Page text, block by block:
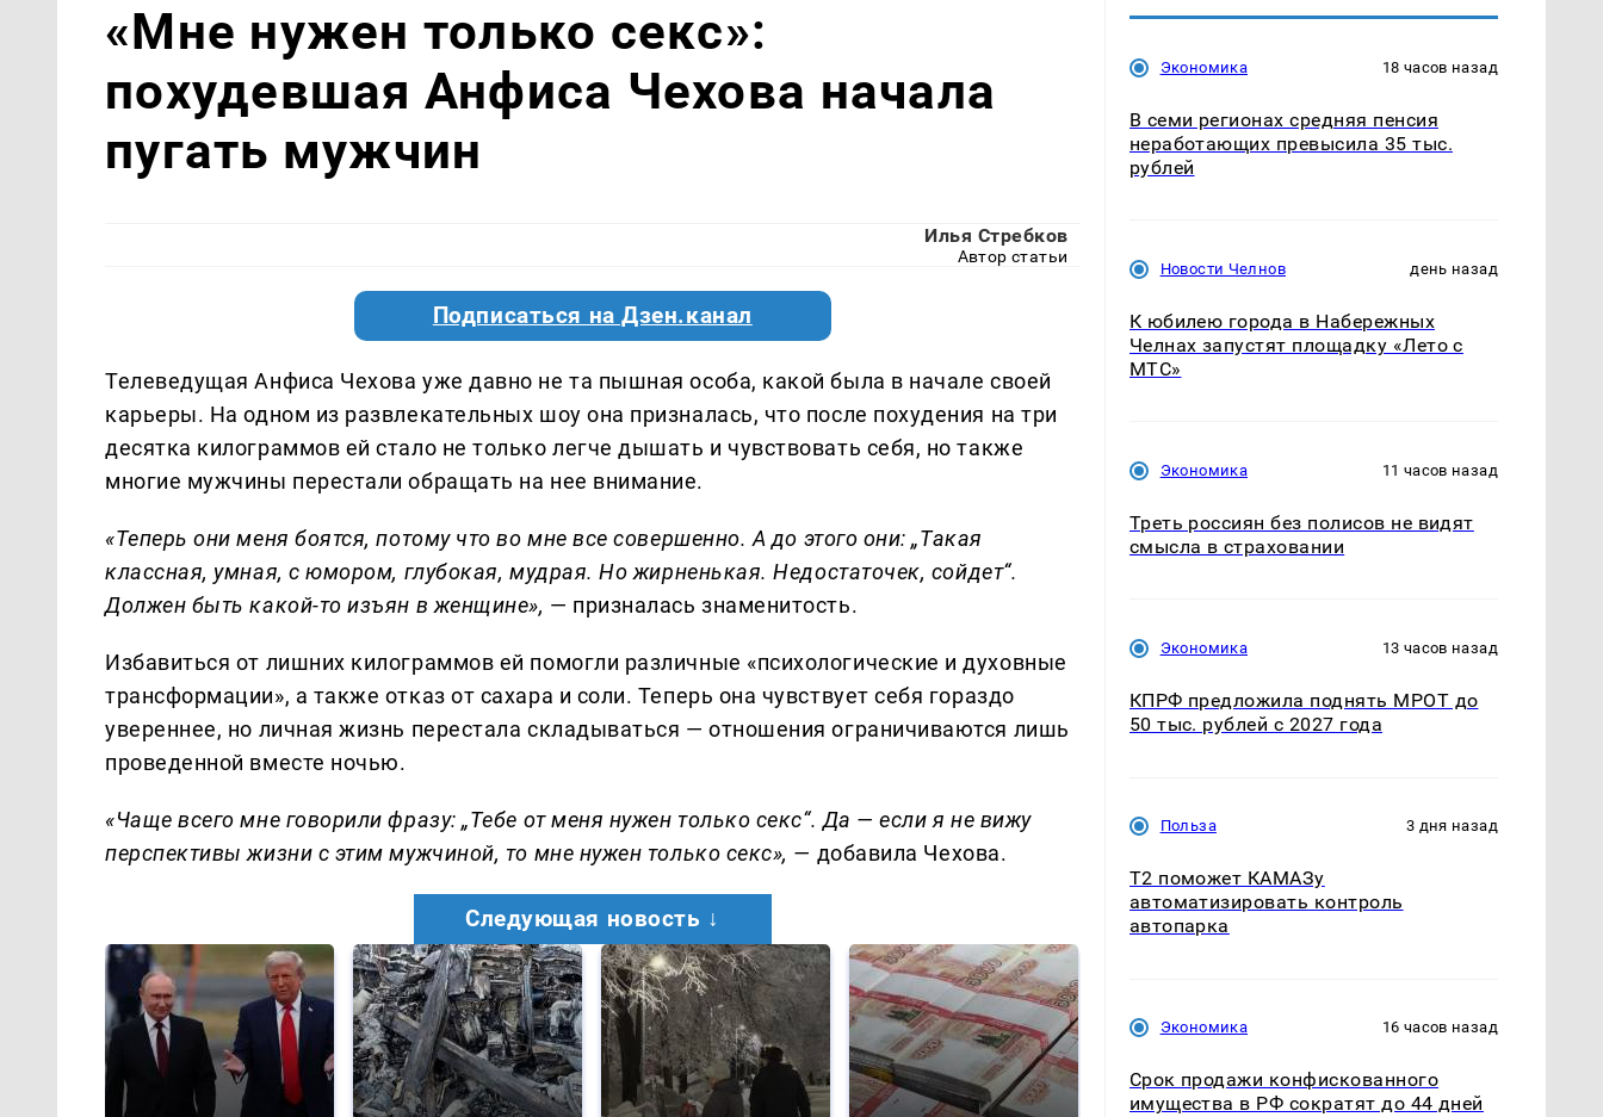
«Мне нужен только секс»:
похудевшая Анфиса Чехова начала
пугать мужчин
Илья Стребков
Автор статьи
Подписаться на Дзен.канал
Телеведущая Анфиса Чехова уже давно не та пышная особа, какой была в начале своей
карьеры. На одном из развлекательных шоу она призналась, что после похудения на три
десятка килограммов ей стало не только легче дышать и чувствовать себя, но также
многие мужчины перестали обращать на нее внимание.
«Теперь они меня боятся, потому что во мне все совершенно. А до этого они: „Такая
классная, умная, с юмором, глубокая, мудрая. Но жирненькая. Недостаточек, сойдет“.
Должен быть какой-то изъян в женщине», — призналась знаменитость.
Избавиться от лишних килограммов ей помогли различные «психологические и духовные
трансформации», а также отказ от сахара и соли. Теперь она чувствует себя гораздо
увереннее, но личная жизнь перестала складываться — отношения ограничиваются лишь
проведенной вместе ночью.
«Чаще всего мне говорили фразу: „Тебе от меня нужен только секс“. Да — если я не вижу
перспективы жизни с этим мужчиной, то мне нужен только секс», — добавила Чехова.
Следующая новость ↓
Экономика 18 часов назад
В семи регионах средняя пенсия
неработающих превысила 35 тыс.
рублей
Новости Челнов день назад
К юбилею города в Набережных
Челнах запустят площадку «Лето с
МТС»
Экономика 11 часов назад
Треть россиян без полисов не видят
смысла в страховании
Экономика 13 часов назад
КПРФ предложила поднять МРОТ до
50 тыс. рублей с 2027 года
Польза 3 дня назад
T2 поможет КАМАЗу
автоматизировать контроль
автопарка
Экономика 16 часов назад
Срок продажи конфискованного
имущества в РФ сократят до 44 дней